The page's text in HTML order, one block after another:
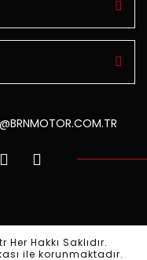
Hakkı Saklıdır.
ile korunmaktadır.